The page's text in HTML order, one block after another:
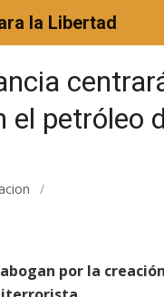
la Libertad
el petróleo
/
por la